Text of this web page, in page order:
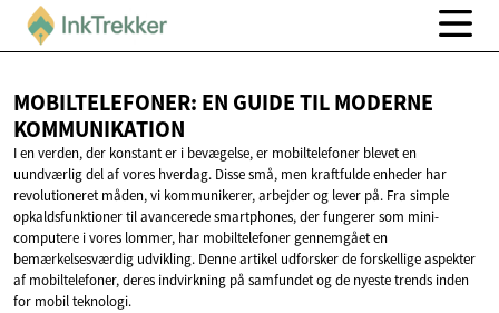
MOBILTELEFONER: EN GUIDE TILMODERNE
KOMMUNIKATION
I en verden, der konstant er i bevægelse, er mobiltelefoner blevet en
uundværlig del af vores hverdag. Disse små, men kraftfulde enheder har
revolutioneret måden, vi kommunikerer, arbejder og lever på. Fra simple
opkaldsfunktioner til avancerede smartphones, der fungerer som mini-
computere i vores lommer, har mobiltelefoner gennemgået en
bemærkelsesværdig udvikling. Denne artikel udforsker de forskellige aspekter
af mobiltelefoner, deres indvirkning på samfundet og de nyeste trends inden
for mobil teknologi.